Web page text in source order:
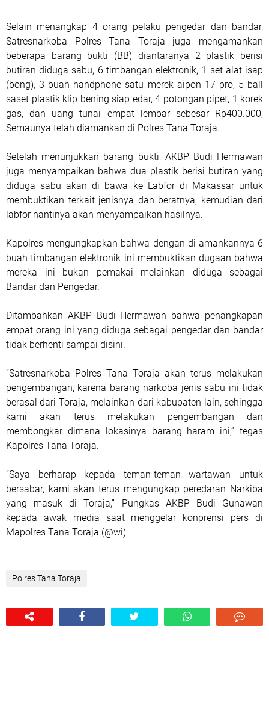
Selain menangkap 4 orang pelaku pengedar dan bandar,
Satresnarkoba Polres Tana Toraja juga mengamankan
beberapa barang bukti (BB) diantaranya 2 plastik berisi
butiran diduga sabu, 6 timbangan elektronik, 1 set alat isap
(bong), 3 buah handphone satu merek aipon 17 pro, 5 ball
saset plastik klip bening siap edar, 4 potongan pipet, 1 korek
gas, dan uang tunai empat lembar sebesar Rp400.000,
Semaunya telah diamankan di Polres Tana Toraja.
Setelah menunjukkan barang bukti, AKBP Budi Hermawan
juga menyampaikan bahwa dua plastik berisi butiran yang
diduga sabu akan di bawa ke Labfor di Makassar untuk
membuktikan terkait jenisnya dan beratnya, kemudian dari
labfor nantinya akan menyampaikan hasilnya.
Kapolres mengungkapkan bahwa dengan di amankannya 6
buah timbangan elektronik ini membuktikan dugaan bahwa
mereka ini bukan pemakai melainkan diduga sebagai
Bandar dan Pengedar.
Ditambahkan AKBP Budi Hermawan bahwa penangkapan
empat orang ini yang diduga sebagai pengedar dan bandar
tidak berhenti sampai disini.
“Satresnarkoba Polres Tana Toraja akan terus melakukan
pengembangan, karena barang narkoba jenis sabu ini tidak
berasal dari Toraja, melainkan dari kabupaten lain, sehingga
kami akan terus melakukan pengembangan dan
membongkar dimana lokasinya barang haram ini,” tegas
Kapolres Tana Toraja.
“Saya berharap kepada teman-teman wartawan untuk
bersabar, kami akan terus mengungkap peredaran Narkiba
yang masuk di Toraja,” Pungkas AKBP Budi Gunawan
kepada awak media saat menggelar konprensi pers di
Mapolres Tana Toraja.(@wi)
Polres Tana Toraja